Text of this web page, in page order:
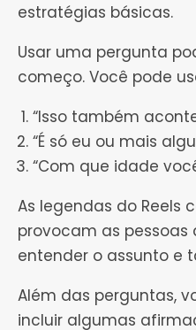
estratégias básicas.
Usar uma pergunta
começo. Você pode
“Isso também
“É só eu ou mais
“Com que idade
As legendas do Reels
provocam as pessoas
entender o assunto e
Além das perguntas,
incluir algumas